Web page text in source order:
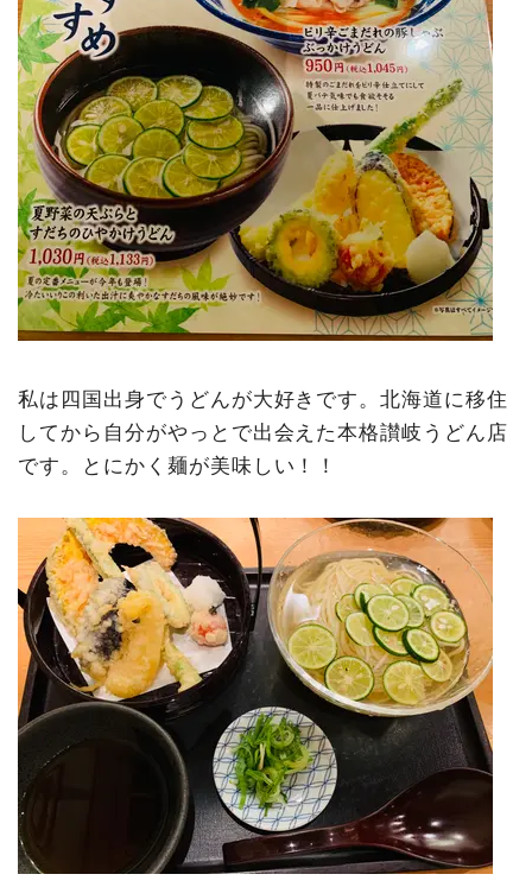
私は四国出身でうどんが大好きです。北海道に移住
してから自分がやっとで出会えた本格讃岐うどん店
です。とにかく麺が美味しい！！